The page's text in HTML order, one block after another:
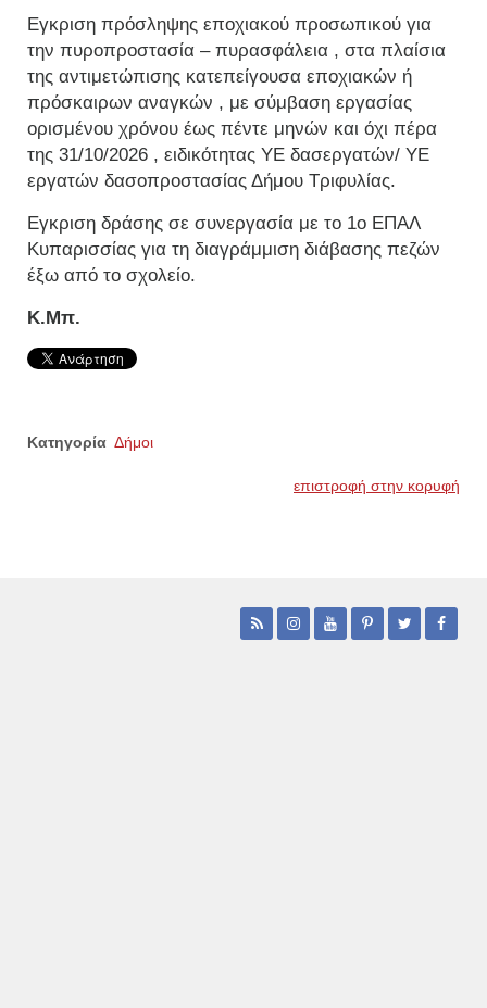
Εγκριση πρόσληψης εποχιακού προσωπικού για
την πυροπροστασία – πυρασφάλεια , στα πλαίσια
της αντιμετώπισης κατεπείγουσα εποχιακών ή
πρόσκαιρων αναγκών , με σύμβαση εργασίας
ορισμένου χρόνου έως πέντε μηνών και όχι πέρα
της 31/10/2026 , ειδικότητας ΥΕ δασεργατών/ ΥΕ
εργατών δασοπροστασίας Δήμου Τριφυλίας.
Εγκριση δράσης σε συνεργασία με το 1ο ΕΠΑΛ
Κυπαρισσίας για τη διαγράμμιση διάβασης πεζών
έξω από το σχολείο.
Κ.Μπ.
Κατηγορία Δήμοι
επιστροφή στην κορυφή